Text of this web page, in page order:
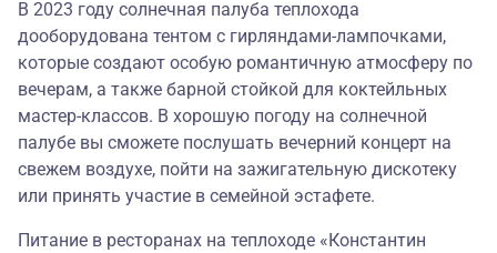
В 2023 году солнечная палуба теплохода
дооборудована тентом с гирляндами-лампочками,
которые создают особую романтичную атмосферу по
вечерам, а также барной стойкой для коктейльных
мастер-классов. В хорошую погоду на солнечной
палубе вы сможете послушать вечерний концерт на
свежем воздухе, пойти на зажигательную дискотеку
или принять участие в семейной эстафете.
Питание в ресторанах на теплоходе «Константин